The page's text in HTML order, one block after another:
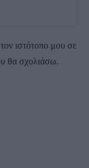
ιστότοπο μου σε
θα σχολιάσω.